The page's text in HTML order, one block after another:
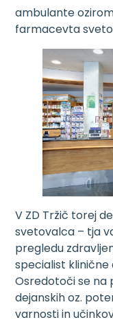
ambulante
farmacevta
V ZD Tržič torej
svetovalca – tja
pregledu
specialist klinične
Osredotoči se na
dejanskih oz.
varnosti in